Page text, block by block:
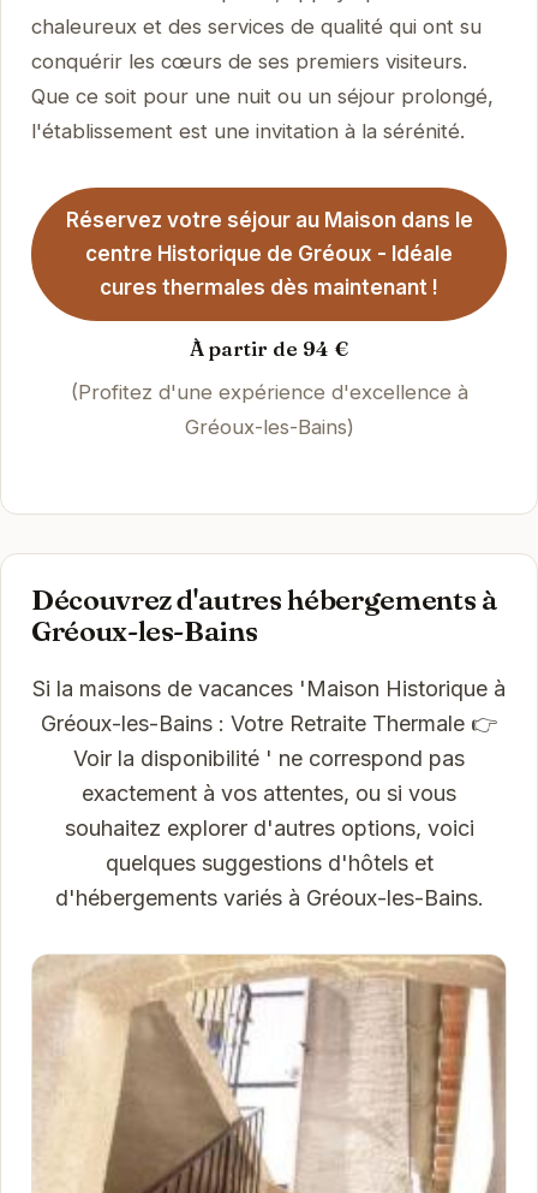
chaleureux et des services de qualité qui ont su
conquérir les cœurs de ses premiers visiteurs.
Que ce soit pour une nuit ou un séjour prolongé,
l'établissement est une invitation à la sérénité.
Réservez votre séjour au Maison dans le
centre Historique de Gréoux - Idéale
cures thermales dès maintenant !
À partir de 94 €
(Profitez d'une expérience d'excellence à
Gréoux-les-Bains)
Découvrez d'autres hébergements à
Gréoux-les-Bains
Si la maisons de vacances 'Maison Historique à
Gréoux-les-Bains : Votre Retraite Thermale 👉
Voir la disponibilité ' ne correspond pas
exactement à vos attentes, ou si vous
souhaitez explorer d'autres options, voici
quelques suggestions d'hôtels et
d'hébergements variés à Gréoux-les-Bains.